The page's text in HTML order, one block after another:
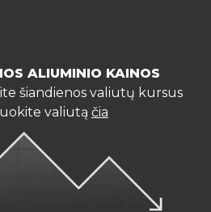
ALIUMINIO KAINOS
šiandienos valiutų kursus
valiutą čia